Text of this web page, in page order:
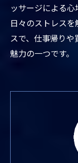
ッサージによる心
日々のストレス
スで、仕事帰り
魅力の一つです。